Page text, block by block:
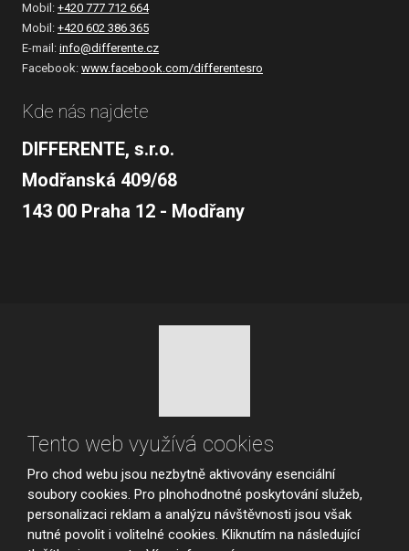
Mobil: +420 777 712 664
Mobil: +420 602 386 365
E-mail: info@differente.cz
Facebook: www.facebook.com/differentesro
Kde nás najdete
DIFFERENTE, s.r.o.
Modřanská 409/68
143 00 Praha 12 - Modřany
© 2026, vytvořila eBRÁNA s.r.o.
|
Tento web využívá cookies
Pro chod webu jsou nezbytně aktivovány esenciální
soubory cookies. Pro plnohodnotné poskytování služeb,
personalizaci reklam a analýzu návštěvnosti jsou však
nutné povolit i volitelné cookies. Kliknutím na následující